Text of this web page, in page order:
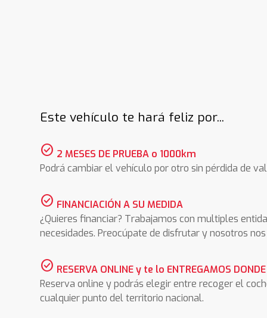
Este vehículo te hará feliz por...
check_circle 2 MESES DE PRUEBA o 1000km
Podrá cambiar el vehículo por otro sin pérdida de
check_circle FINANCIACIÓN A SU MEDIDA
¿Quieres financiar? Trabajamos con multiples
necesidades. Preocúpate de disfrutar y nosotros
check_circle RESERVA ONLINE y te lo ENTREGAMOS
Reserva online y podrás elegir entre recoger el
cualquier punto del territorio nacional.